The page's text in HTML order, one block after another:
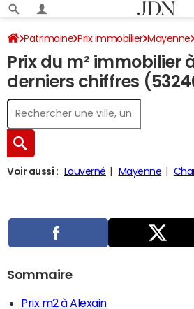
Patrimoine Prix immobilier Mayenne
Prix du m² immobilier
derniers chiffres
Voir aussi : Louverné Mayenne
Sommaire
Prix m2 à Alexain